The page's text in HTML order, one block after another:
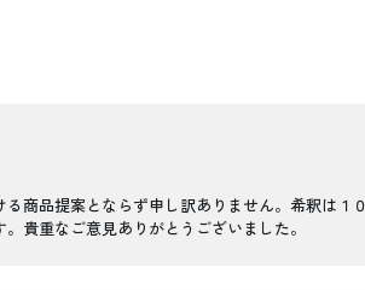
商品提案とならず申し訳ありません。希釈は
貴重なご意見ありがとうございました。